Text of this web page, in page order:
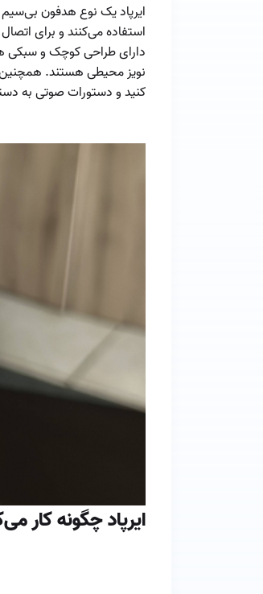
ایرپاد یک نوع هدفون
استفاده می‌کنند و برای
دارای طراحی کوچک و
نویز محیطی هستند. همچنین،
کنید و دستورات صوتی به
ایرپاد چگونه کار